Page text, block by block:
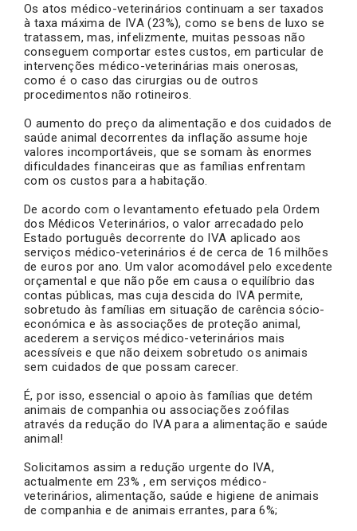
Os atos médico-veterinários continuam a ser taxados
à taxa máxima de IVA (23%), como se bens de luxo se
tratassem, mas, infelizmente, muitas pessoas não
conseguem comportar estes custos, em particular de
intervenções médico-veterinárias mais onerosas,
como é o caso das cirurgias ou de outros
procedimentos não rotineiros.
O aumento do preço da alimentação e dos cuidados de
saúde animal decorrentes da inflação assume hoje
valores incomportáveis, que se somam às enormes
dificuldades financeiras que as famílias enfrentam
com os custos para a habitação.
De acordo com o levantamento efetuado pela Ordem
dos Médicos Veterinários, o valor arrecadado pelo
Estado português decorrente do IVA aplicado aos
serviços médico-veterinários é de cerca de 16 milhões
de euros por ano. Um valor acomodável pelo excedente
orçamental e que não põe em causa o equilíbrio das
contas públicas, mas cuja descida do IVA permite,
sobretudo às famílias em situação de carência sócio-
económica e às associações de proteção animal,
acederem a serviços médico-veterinários mais
acessíveis e que não deixem sobretudo os animais
sem cuidados de que possam carecer.
É, por isso, essencial o apoio às famílias que detém
animais de companhia ou associações zoófilas
através da redução do IVA para a alimentação e saúde
animal!
Solicitamos assim a redução urgente do IVA,
actualmente em 23% , em serviços médico-
veterinários, alimentação, saúde e higiene de animais
de companhia e de animais errantes, para 6%;